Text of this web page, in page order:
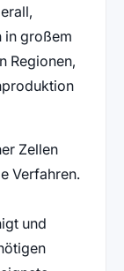
in großem
Regionen,
Zellen
Verfahren.
und